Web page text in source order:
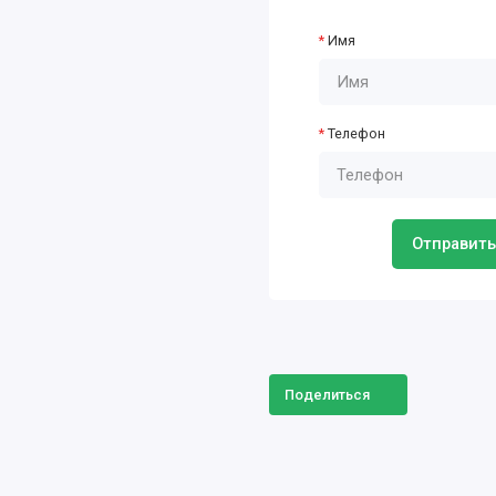
Имя
Телефон
Отправить
Поделиться